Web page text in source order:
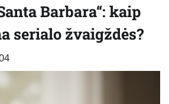
Barbara“: kaip
serialo žvaigždės?